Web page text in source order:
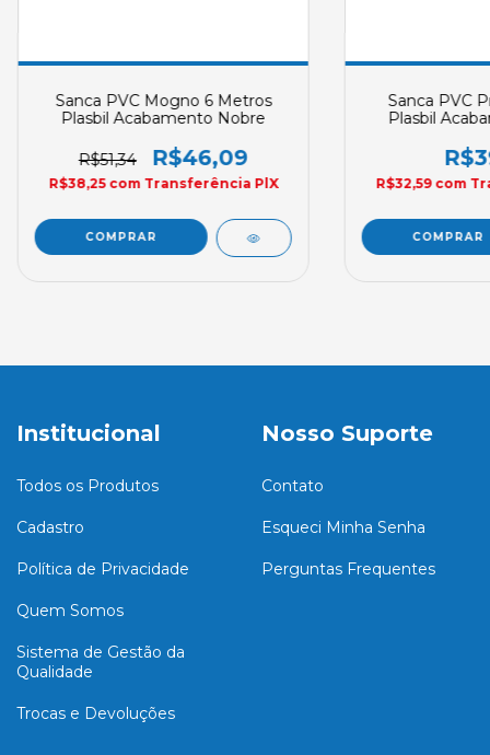
Sanca PVC Mogno 6 Metros
Plasbil Acabamento Nobre
R$51,34 R$46,09
R$38,25 com Transferência PlX
Sanca PVC
Plasbil
R$32,59 com
Institucional
Todos os Produtos
Cadastro
Política de Privacidade
Quem Somos
Sistema de Gestão da
Qualidade
Trocas e Devoluções
Nosso Suporte
Contato
Esqueci Minha Senha
Perguntas Frequentes